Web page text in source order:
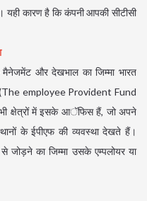
यही कारण है कि कंपनी आपकी सीटीसी
और देखभाल का जिम्मा भारत
(The employee Provident Fund
क्षेत्रों में इसके आॅफिस हैं, जो अपने
के ईपीएफ की व्यवस्था देखते हैं।
जोड़ने का जिम्मा उसके एम्पलोयर या